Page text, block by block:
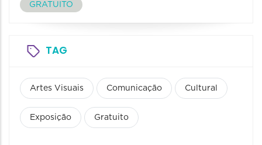
GRATUITO
TAG
Artes Visuais Comunicação Cultural
Exposição Gratuito